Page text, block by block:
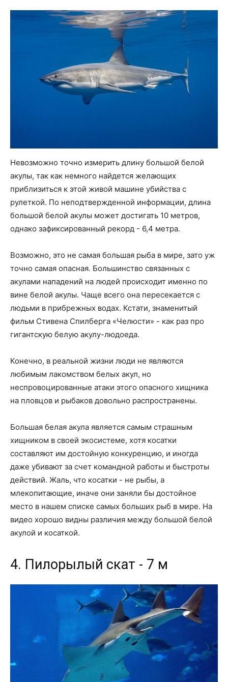
Невозможно точно измерить длину большой белой
акулы, так как немного найдется желающих
приблизиться к этой живой машине убийства с
рулеткой. По неподтвержденной информации, длина
большой белой акулы может достигать 10 метров,
однако зафиксированный рекорд - 6,4 метра.
Возможно, это не самая большая рыба в мире, зато уж
точно самая опасная. Большинство связанных с
акулами нападений на людей происходит именно по
вине белой акулы. Чаще всего она пересекается с
людьми в прибрежных водах. Кстати, знаменитый
фильм Стивена Спилберга «Челюсти» - как раз про
гигантскую белую акулу-людоеда.
Конечно, в реальной жизни люди не являются
любимым лакомством белых акул, но
неспровоцированные атаки этого опасного хищника
на пловцов и рыбаков довольно распространены.
Большая белая акула является самым страшным
хищником в своей экосистеме, хотя косатки
составляют им достойную конкуренцию, и иногда
даже убивают за счет командной работы и быстроты
действий. Жаль, что косатки - не рыбы, а
млекопитающие, иначе они заняли бы достойное
место в нашем списке самых больших рыб в мире. На
видео хорошо видны различия между большой белой
акулой и косаткой.
4. Пилорылый скат - 7 м